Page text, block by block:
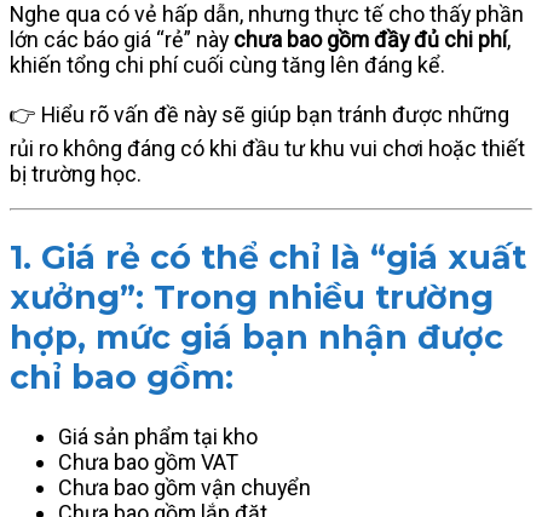
Nghe qua có vẻ hấp dẫn, nhưng thực tế cho thấy phần
lớn các báo giá “rẻ” này chưa bao gồm đầy đủ chi phí,
khiến tổng chi phí cuối cùng tăng lên đáng kể.
👉 Hiểu rõ vấn đề này sẽ giúp bạn tránh được những
rủi ro không đáng có khi đầu tư khu vui chơi hoặc thiết
bị trường học.
1. Giá rẻ có thể chỉ là “giá xuất
xưởng”: Trong nhiều trường
hợp, mức giá bạn nhận được
chỉ bao gồm:
Giá sản phẩm tại kho
Chưa bao gồm VAT
Chưa bao gồm vận chuyển